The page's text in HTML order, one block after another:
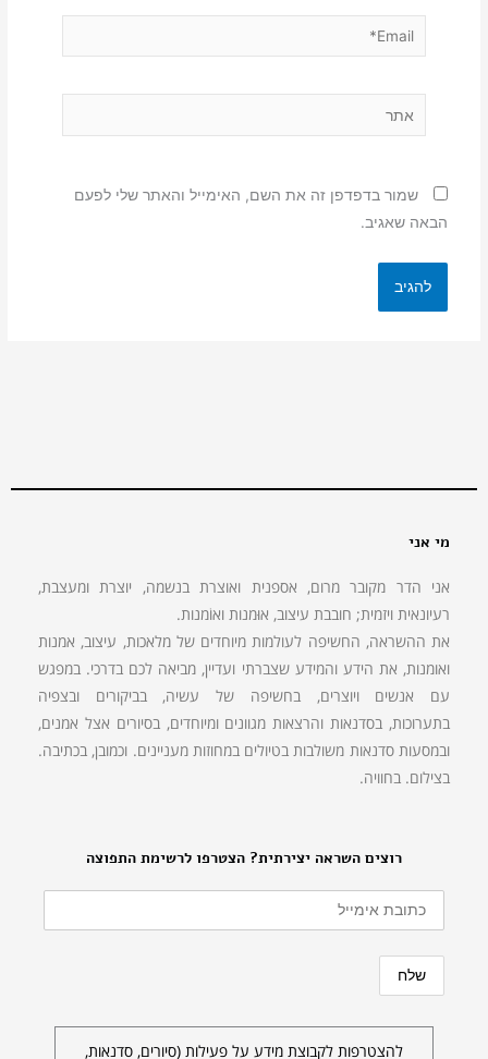
Email*
שמור בדפדפן זה את השם, האימייל והאתר שלי לפעם
הבאה שאגיב.
רוצים השראה יצירתית? הצטרפו לרשימת התפוצה
להצטרפות לקבוצת מידע על פעילות (סיורים, סדנאות,
מי אני
אני הדר מקובר מרום, אספנית ואוצרת בנשמה, יוצרת ומעצבת,
רעיונאית ויזמית; חובבת עיצוב, אוּמנות ואוֹמנות.
את ההשראה, החשיפה לעולמות מיוחדים של מלאכות, עיצוב, אמנות
ואומנות, את הידע והמידע שצברתי ועדיין, מביאה לכם בדרכי. במפגש
עם אנשים ויוצרים, בחשיפה של עשיה, בביקורים ובצפיה
בתערוכות, בסדנאות והרצאות מגוונים ומיוחדים, בסיורים אצל אמנים,
ובמסעות סדנאות משולבות בטיולים במחוזות מעניינים. וכמובן, בכתיבה.
בצילום. בחוויה.